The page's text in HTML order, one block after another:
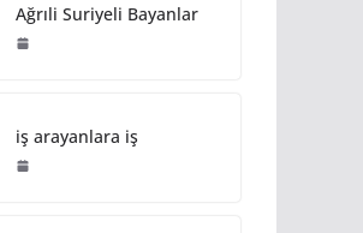
Ağrıli Suriyeli Bayanlar
iş arayanlara iş